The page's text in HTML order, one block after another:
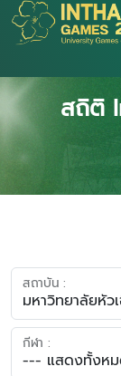
สถิติ
สถาบัน :
กีฬา :